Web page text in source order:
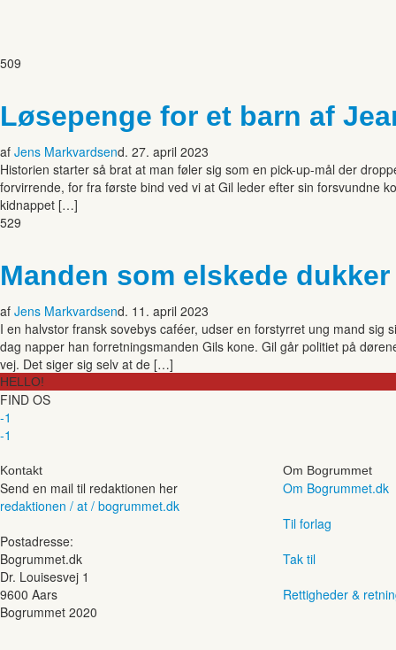
509
Løsepenge for et barn af
af Jens Markvardsend. 27. april 2023
Historien starter så brat at man føler sig som en pick-up-mål der
forvirrende, for fra første bind ved vi at Gil leder efter sin forsvundne
kidnappet […]
529
Manden som elskede
af Jens Markvardsend. 11. april 2023
I en halvstor fransk sovebys caféer, udser en forstyrret ung mand
dag napper han forretningsmanden Gils kone. Gil går politiet på
vej. Det siger sig selv at de […]
HELLO!
FIND OS
-1
-1
Kontakt
Send en mail til redaktionen her
redaktionen / at / bogrummet.dk
Postadresse:
Bogrummet.dk
Dr. Louisesvej 1
9600 Aars
Om Bogrummet
Om Bogrummet.dk
Til forlag
Tak til
Rettigheder &
Bogrummet 2020